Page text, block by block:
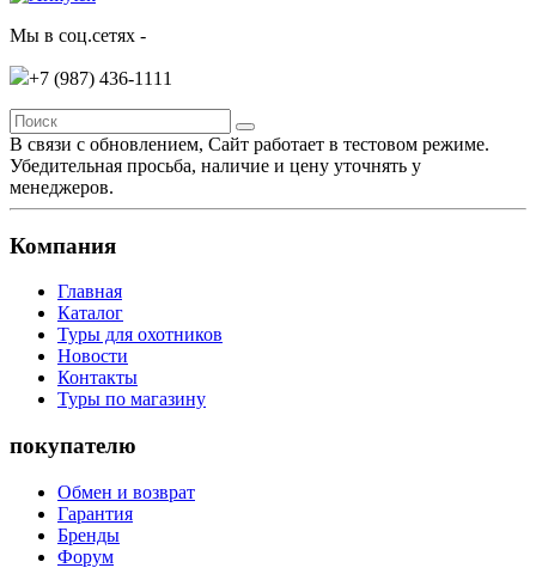
Мы в соц.сетях -
+7 (987) 436-1111
В связи с обновлением, Сайт работает в тестовом режиме.
Убедительная просьба, наличие и цену уточнять у
менеджеров.
Компания
Главная
Каталог
Туры для охотников
Новости
Контакты
Туры по магазину
покупателю
Обмен и возврат
Гарантия
Бренды
Форум